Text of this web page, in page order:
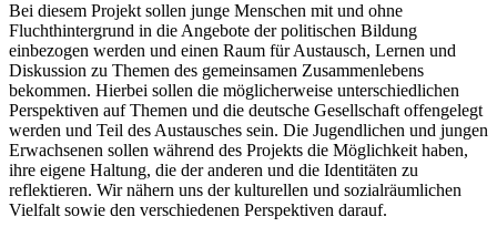
Bei diesem Projekt sollen junge Menschen mit und ohne
Fluchthintergrund in die Angebote der politischen Bildung
einbezogen werden und einen Raum für Austausch, Lernen und
Diskussion zu Themen des gemeinsamen Zusammenlebens
bekommen. Hierbei sollen die möglicherweise unterschiedlichen
Perspektiven auf Themen und die deutsche Gesellschaft offengelegt
werden und Teil des Austausches sein. Die Jugendlichen und jungen
Erwachsenen sollen während des Projekts die Möglichkeit haben,
ihre eigene Haltung, die der anderen und die Identitäten zu
reflektieren. Wir nähern uns der kulturellen und sozialräumlichen
Vielfalt sowie den verschiedenen Perspektiven darauf.